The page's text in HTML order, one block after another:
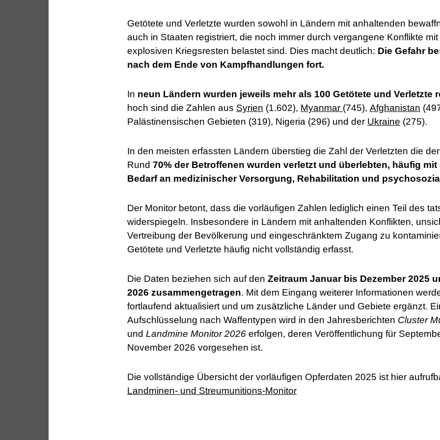
Getötete und Verletzte wurden sowohl in Ländern mit anhaltenden
auch in Staaten registriert, die noch immer durch vergangene Konflikte
explosiven Kriegsresten belastet sind. Dies macht deutlich: Die Gefahr
nach dem Ende von Kampfhandlungen fort.
In neun Ländern wurden jeweils mehr als 100 Getötete und Verletzte
hoch sind die Zahlen aus Syrien (1.602), Myanmar (745), Afghanistan
Palästinensischen Gebieten (319), Nigeria (296) und der Ukraine (275).
In den meisten erfassten Ländern überstieg die Zahl der Verletzten die
Rund 70% der Betroffenen wurden verletzt und überlebten, häufig
Bedarf an medizinischer Versorgung, Rehabilitation und
Der Monitor betont, dass die vorläufigen Zahlen lediglich einen Teil des
widerspiegeln. Insbesondere in Ländern mit anhaltenden Konflikten,
Vertreibung der Bevölkerung und eingeschränktem Zugang zu
Getötete und Verletzte häufig nicht vollständig erfasst.
Die Daten beziehen sich auf den Zeitraum Januar bis Dezember 2025
2026 zusammengetragen. Mit dem Eingang weiterer Informationen
fortlaufend aktualisiert und um zusätzliche Länder und Gebiete ergänzt.
Aufschlüsselung nach Waffentypen wird in den Jahresberichten Cluster
und Landmine Monitor 2026 erfolgen, deren Veröffentlichung für
November 2026 vorgesehen ist.
Die vollständige Übersicht der vorläufigen Opferdaten 2025 ist hier
Landminen- und Streumunitions-Monitor